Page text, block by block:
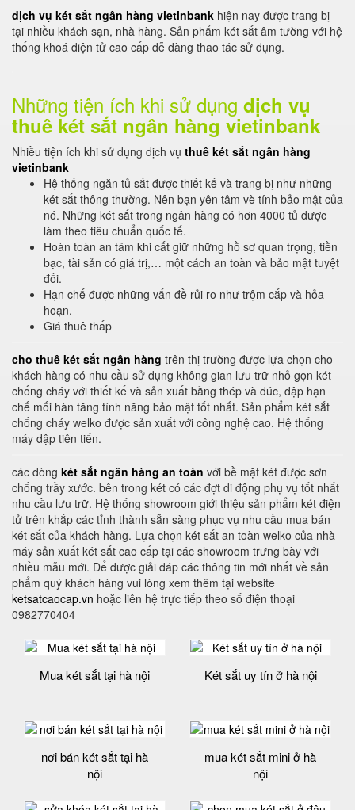
dịch vụ két sắt ngân hàng vietinbank hiện nay được trang bị
tại nhiều khách sạn, nhà hàng. Sản phẩm két sắt âm tường với hệ
thống khoá điện tử cao cấp dễ dàng thao tác sử dụng.
Những tiện ích khi sử dụng dịch vụ
thuê két sắt ngân hàng vietinbank
Nhiều tiện ích khi sử dụng dịch vụ thuê két sắt ngân hàng
vietinbank
Hệ thống ngăn tủ sắt được thiết kế và trang bị như những
két sắt thông thường. Nên bạn yên tâm vè tính bảo mật của
nó. Những két sắt trong ngân hàng có hơn 4000 tủ được
làm theo tiêu chuẩn quốc tế.
Hoàn toàn an tâm khi cất giữ những hồ sơ quan trọng, tiền
bạc, tài sản có giá trị,… một cách an toàn và bảo mật tuyệt
đối.
Hạn chế được những vấn đề rủi ro như trộm cắp và hỏa
hoạn.
Giá thuê thấp
cho thuê két sắt ngân hàng trên thị trường được lựa chọn cho
khách hàng có nhu cầu sử dụng không gian lưu trữ nhỏ gọn két
chống cháy với thiết kế và sản xuất bằng thép và đúc, dập hạn
chế mối hàn tăng tính năng bảo mật tốt nhất. Sản phẩm két sắt
chống cháy welko được sản xuất với công nghệ cao. Hệ thống
máy dập tiên tiến.
các dòng két sắt ngân hàng an toàn với bề mặt két được sơn
chống trầy xước. bên trong két có các đợt di động phụ vụ tốt nhất
nhu cầu lưu trữ. Hệ thống showroom giới thiệu sản phẩm két điện
tử trên khắp các tỉnh thành sẵn sàng phục vụ nhu cầu mua bán
két sắt của khách hàng. Lựa chọn két sắt an toàn welko của nhà
máy sản xuất két sắt cao cấp tại các showroom trưng bày với
nhiều mẫu mới. Để được giải đáp các thông tin mới nhất về sản
phẩm quý khách hàng vui lòng xem thêm tại website
ketsatcaocap.vn hoặc liên hệ trực tiếp theo số điện thoại
0982770404
Mua két sắt tại hà nội Két sắt uy tín ở hà nội
nơi bán két sắt tại hà
nội
mua két sắt mini ở hà
nội